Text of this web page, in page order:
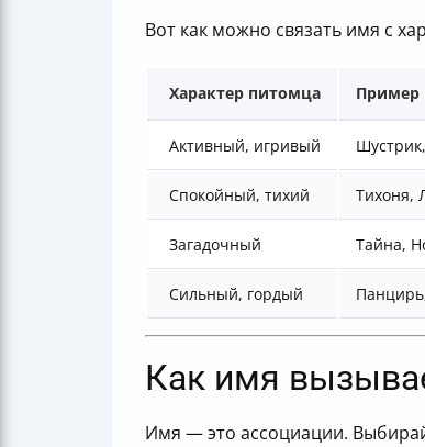
Вот как можно связать имя с
Характер питомца Пример
Активный, игривый
Спокойный, тихий Тихоня,
Загадочный Тайна,
Сильный, гордый
Как имя
Имя — это ассоциации.